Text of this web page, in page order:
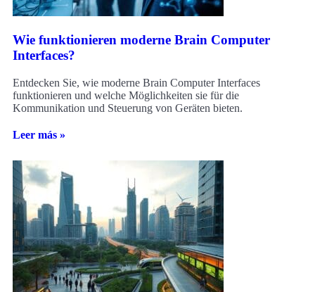
Wie funktionieren moderne Brain Computer
Interfaces?
Entdecken Sie, wie moderne Brain Computer Interfaces
funktionieren und welche Möglichkeiten sie für die
Kommunikation und Steuerung von Geräten bieten.
Leer más »